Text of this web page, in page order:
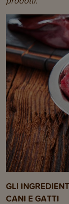
GLI
CANI E GATTI